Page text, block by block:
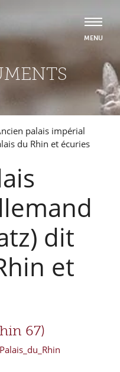
palais impérial
du Rhin et écuries
dit
et
67)